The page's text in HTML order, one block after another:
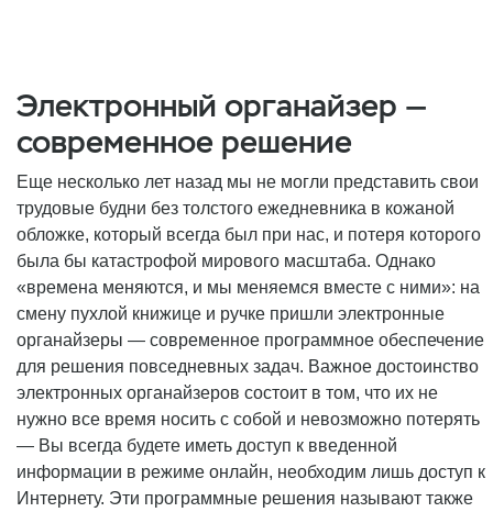
Электронный органайзер —
современное решение
Еще несколько лет назад мы не могли представить свои
трудовые будни без толстого ежедневника в кожаной
обложке, который всегда был при нас, и потеря которого
была бы катастрофой мирового масштаба. Однако
«времена меняются, и мы меняемся вместе с ними»: на
смену пухлой книжице и ручке пришли электронные
органайзеры — современное программное обеспечение
для решения повседневных задач. Важное достоинство
электронных органайзеров состоит в том, что их не
нужно все время носить с собой и невозможно потерять
— Вы всегда будете иметь доступ к введенной
информации в режиме онлайн, необходим лишь доступ к
Интернету. Эти программные решения называют также